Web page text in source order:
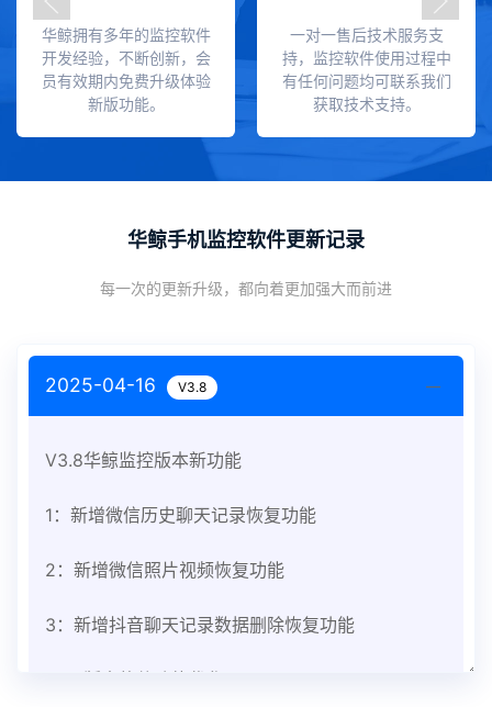
华鲸拥有多年的监控软件
开发经验，不断创新，会
员有效期内免费升级体验
新版功能。
一对一售后技术服务支
持，监控软件使用过程中
有任何问题均可联系我们
获取技术支持。
华鲸手机监控软件更新记录
每一次的更新升级，都向着更加强大而前进
2025-04-16 V3.8
V3.8华鲸监控版本新功能
1：新增微信历史聊天记录恢复功能
2：新增微信照片视频恢复功能
3：新增抖音聊天记录数据删除恢复功能